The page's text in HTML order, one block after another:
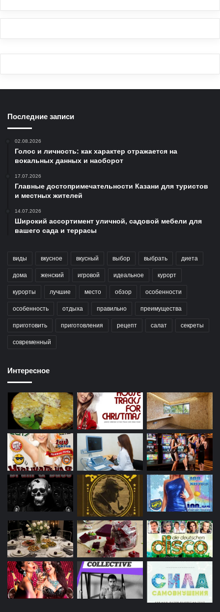
Последние записи
02.08.2026
Голос и личность: как характер отражается на
вокальных данных и наоборот
17.07.2026
Главные достопримечательности Казани для туристов
и местных жителей
14.07.2026
Широкий ассортимент уличной, садовой мебели для
вашего сада и террасы
виды вкусное вкусный выбор выбрать диета
дома женский игровой идеальное курорт
курорты лучшие место обзор особенности
особенность отдыха правильно преимущества
приготовить приготовления рецепт салат секреты
современный
Интересное